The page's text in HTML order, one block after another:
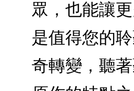
眾，也能讓
是值得您的
奇轉變，聽